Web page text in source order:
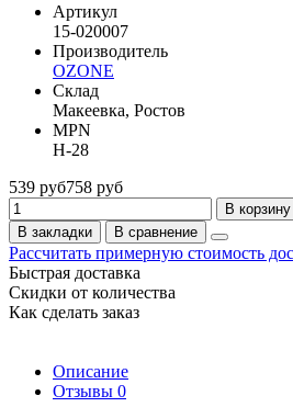
Артикул
15-020007
Производитель
OZONE
Склад
Макеевка, Ростов
MPN
H-28
539 руб758 руб
В корзину
В закладки
В сравнение
Рассчитать примерную стоимость
Быстрая доставка
Скидки от количества
Как сделать заказ
Описание
Отзывы 0